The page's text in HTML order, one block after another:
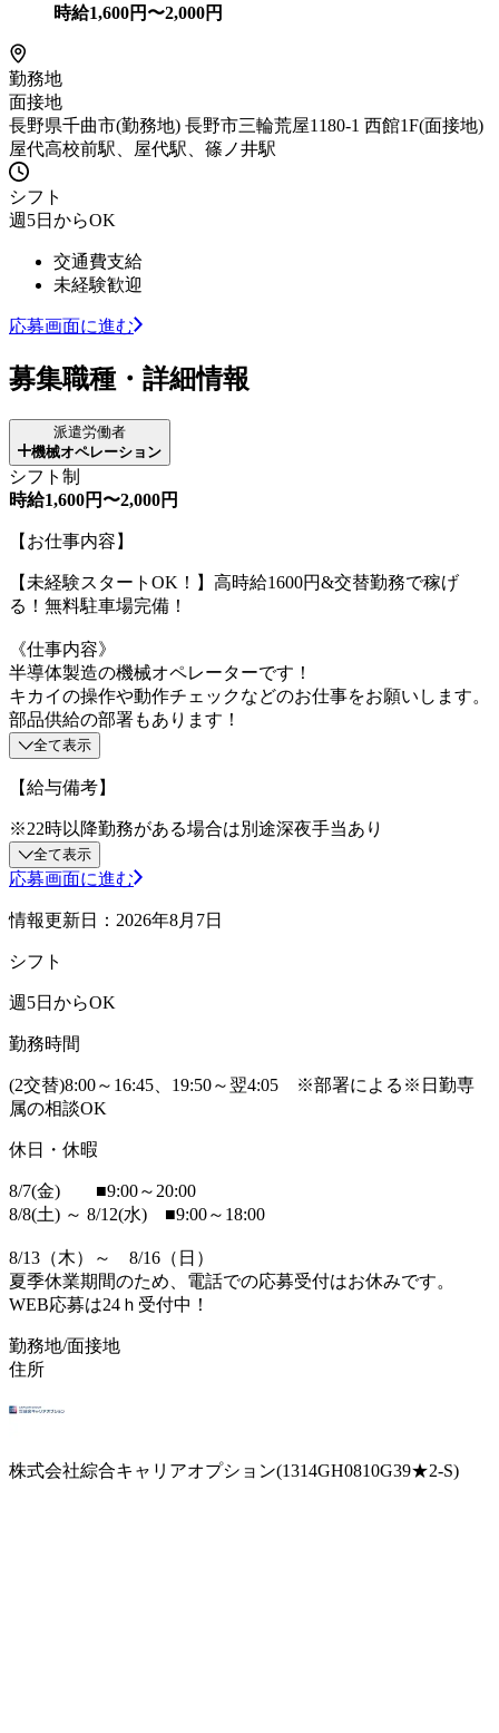
時給1,600円〜2,000円
勤務地
面接地
長野県千曲市(勤務地) 長野市三輪荒屋1180-1 西館1F(面接地)
屋代高校前駅、屋代駅、篠ノ井駅
シフト
週5日からOK
交通費支給
未経験歓迎
応募画面に進む
募集職種・詳細情報
派遣労働者
機械オペレーション
シフト制
時給1,600円〜2,000円
【お仕事内容】
【未経験スタートOK！】高時給1600円&交替勤務で稼げ
る！無料駐車場完備！
《仕事内容》
半導体製造の機械オペレーターです！
キカイの操作や動作チェックなどのお仕事をお願いします。
部品供給の部署もあります！
全て表示
【給与備考】
※22時以降勤務がある場合は別途深夜手当あり
全て表示
応募画面に進む
情報更新日：2026年8月7日
シフト
週5日からOK
勤務時間
(2交替)8:00～16:45、19:50～翌4:05 ※部署による※日勤専
属の相談OK
休日・休暇
8/7(金) ■9:00～20:00
8/8(土) ～ 8/12(水) ■9:00～18:00
8/13（木）～ 8/16（日）
夏季休業期間のため、電話での応募受付はお休みです。
WEB応募は24ｈ受付中！
勤務地/面接地
住所
株式会社綜合キャリアオプション(1314GH0810G39★2-S)